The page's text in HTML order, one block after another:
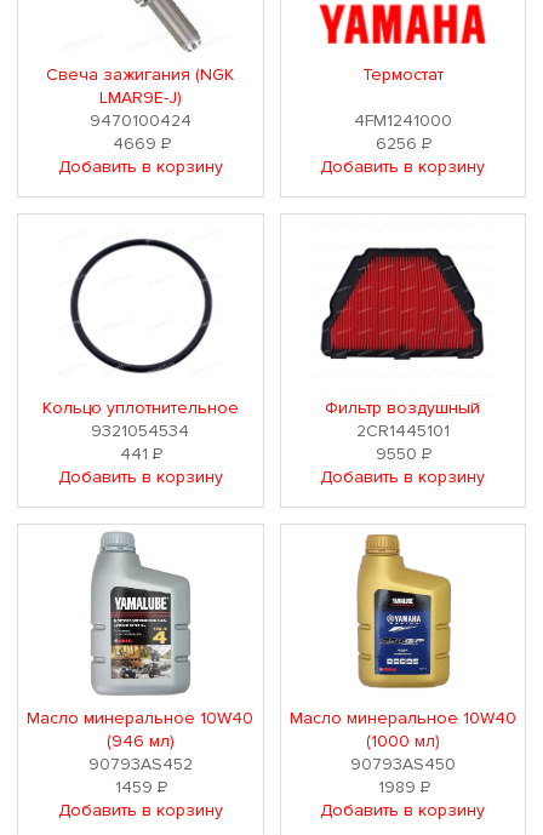
Свеча зажигания (NGK
LMAR9E-J)
9470100424
4669 Р
Добавить в корзину
Термостат
4FM1241000
6256Р
Добавить в корзину
Кольцо уплотнительное
9321054534
441Р
Добавить в корзину
Фильтр воздушный
2CR1445101
9550Р
Добавить в корзину
Масло минеральное 10W40
(946 мл)
90793AS452
1459Р
Добавить в корзину
Масло минеральное 10W40
(1000 мл)
90793AS450
1989 Р
Добавить в корзину